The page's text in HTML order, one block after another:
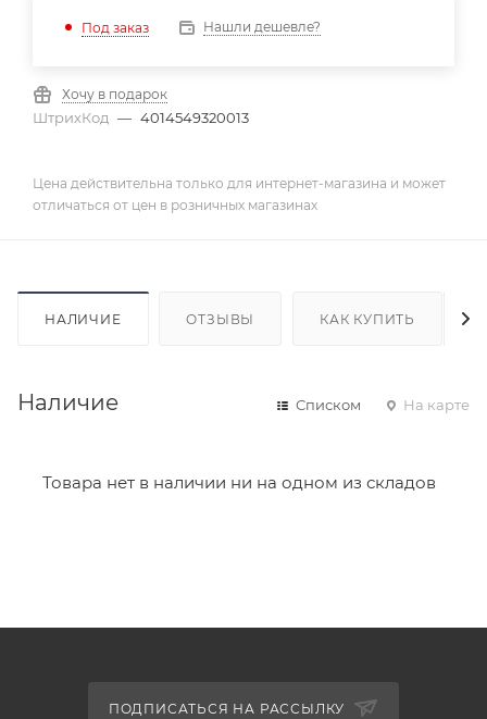
Под заказ Нашли дешевле?
Хочу в подарок
ШтрихКод — 4014549320013
Цена действительна только для интернет-магазина и может
отличаться от цен в розничных магазинах
НАЛИЧИЕ ОТЗЫВЫ КАК КУПИТЬ
Наличие Списком На карте
Товара нет в наличии ни на одном из складов
ПОДПИСАТЬСЯ НА РАССЫЛКУ